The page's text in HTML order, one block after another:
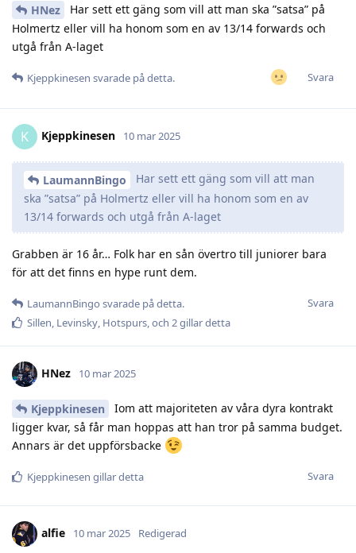
HNez
Har sett ett gäng som vill att man ska ”satsa” på
Holmertz eller vill ha honom som en av 13/14 forwards och
utgå från A-laget
Svara
Kjeppkinesen svarade på detta.
K Kjeppkinesen 10 mar 2025
LaumannBingo
Har sett ett gäng som vill att man
ska ”satsa” på Holmertz eller vill ha honom som en av
13/14 forwards och utgå från A-laget
Grabben är 16 år… Folk har en sån övertro till juniorer bara
för att det finns en hype runt dem.
Svara
LaumannBingo svarade på detta.
Sillen, Levinsky, Hotspurs, och 2gillar detta
HNez 10 mar 2025
Kjeppkinesen
Iom att majoriteten av våra dyra kontrakt
ligger kvar, så får man hoppas att han tror på samma budget.
Annars är det uppförsbacke
Svara
Kjeppkinesen gillar detta
alfie 10 mar 2025 Redigerad